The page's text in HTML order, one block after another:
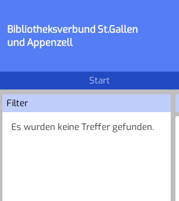
Bibliotheksverbund St.Gallen
und Appenzell
Start
Filter
Es wurden keine Treffer gefunden.